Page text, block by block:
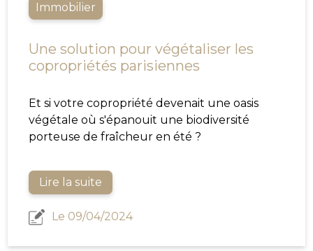
Immobilier
Une solution pour végétaliser les
copropriétés parisiennes
Et si votre copropriété devenait une oasis
végétale où s'épanouit une biodiversité
porteuse de fraîcheur en été ?
Lire la suite
Le 09/04/2024